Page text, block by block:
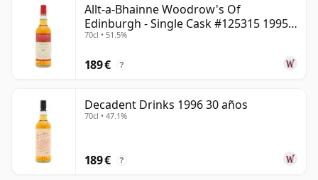
Allt-a-Bhainne Woodrow's Of
Edinburgh - Single Cask #125315 1995
30 años
70cl • 51.5%
189 € ?
Decadent Drinks 1996 30 años
70cl • 47.1%
189 € ?